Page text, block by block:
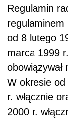
Regulamin
regulaminem
od 8 lutego
marca 1999
W okresie
r. włącznie
2000 r.